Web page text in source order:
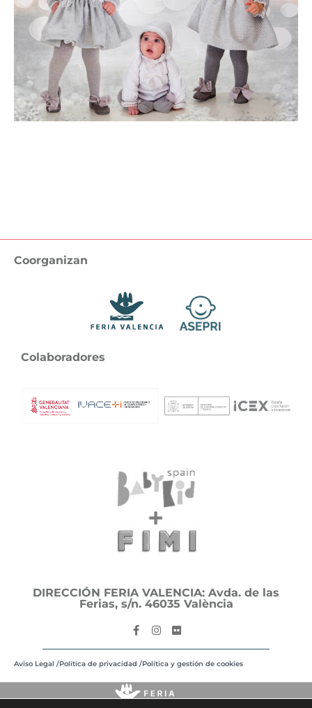
Coorganizan
Colaboradores
DIRECCIÓN FERIA VALENCIA: Avda. de las
Ferias, s/n. 46035 València
Aviso Legal /Política de privacidad /Política y gestión de cookies